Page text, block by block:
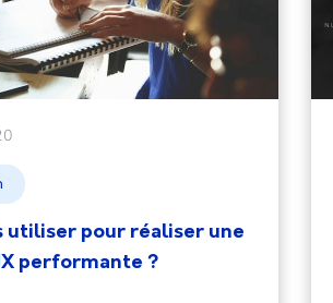
utiliser pour réaliser une
performante ?